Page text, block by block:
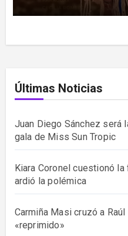
Últimas Noticias
Juan Diego Sánchez será
gala de Miss Sun Tropic
Kiara Coronel cuestionó
ardió la polémica
Carmiña Masi cruzó a
«reprimido»